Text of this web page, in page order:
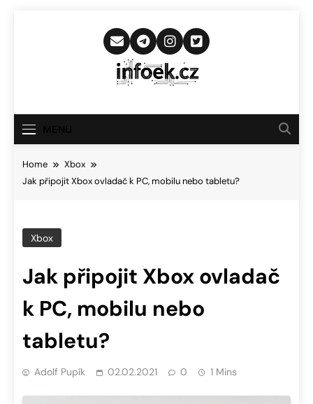
Infoek.cz
Novinkám
Home
Xbox
Jak připojit Xbox ovladač k PC, mobilu nebo tabletu?
Xbox
Jak připojit Xbox ovladač
k PC, mobilu nebo
tabletu?
Adolf Pupík 02.02.2021 0 1 Mins